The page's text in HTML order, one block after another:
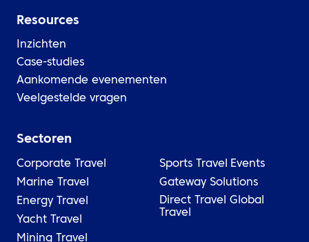
Resources
Inzichten
Case-studies
Aankomende evenementen
Veelgestelde vragen
Sectoren
Corporate Travel
Marine Travel
Energy Travel
Yacht Travel
Mining Travel
Sports Travel
Events
Gateway Solutions
Direct Travel Global
Travel